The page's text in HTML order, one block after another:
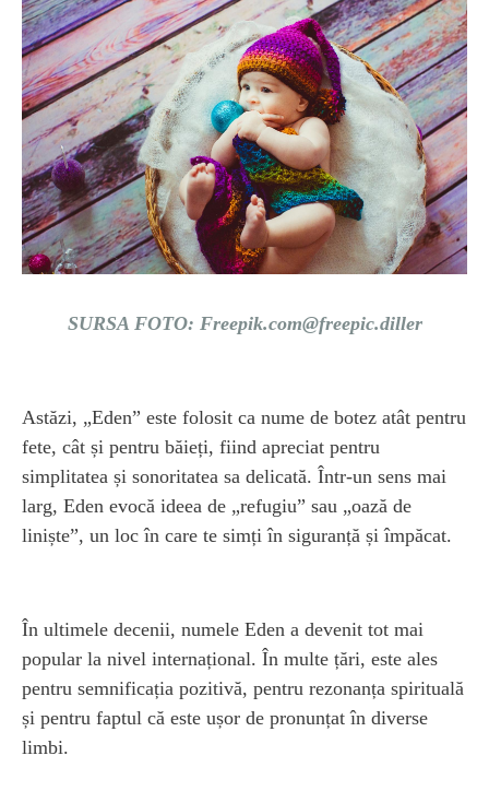
SURSA FOTO: Freepik.com@freepic.diller
Astăzi, „Eden” este folosit ca nume de botez atât pentru
fete, cât și pentru băieți, fiind apreciat pentru
simplitatea și sonoritatea sa delicată. Într-un sens mai
larg, Eden evocă ideea de „refugiu” sau „oază de
liniște”, un loc în care te simți în siguranță și împăcat.
În ultimele decenii, numele Eden a devenit tot mai
popular la nivel internațional. În multe țări, este ales
pentru semnificația pozitivă, pentru rezonanța spirituală
și pentru faptul că este ușor de pronunțat în diverse
limbi.